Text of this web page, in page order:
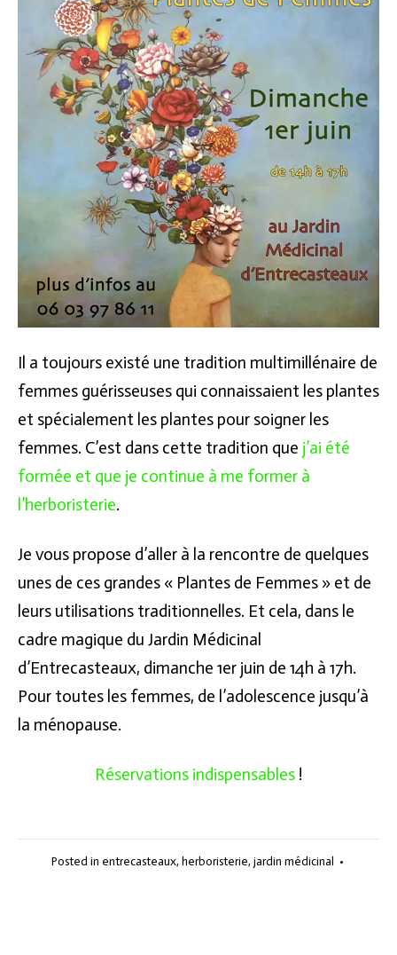
Il a toujours existé une tradition multimillénaire de
femmes guérisseuses qui connaissaient les plantes
et spécialement les plantes pour soigner les
femmes. C’est dans cette tradition que j’ai été
formée et que je continue à me former à
l’herboristerie.
Je vous propose d’aller à la rencontre de quelques
unes de ces grandes « Plantes de Femmes » et de
leurs utilisations traditionnelles. Et cela, dans le
cadre magique du Jardin Médicinal
d’Entrecasteaux, dimanche 1er juin de 14h à 17h.
Pour toutes les femmes, de l’adolescence jusqu’à
la ménopause.
Réservations indispensables !
Posted in entrecasteaux, herboristerie, jardin médicinal •